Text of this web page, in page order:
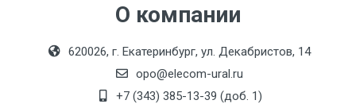
О компании
620026, г. Екатеринбург, ул. Декабристов, 14
opo@elecom-ural.ru
+7 (343) 385-13-39 (доб. 1)